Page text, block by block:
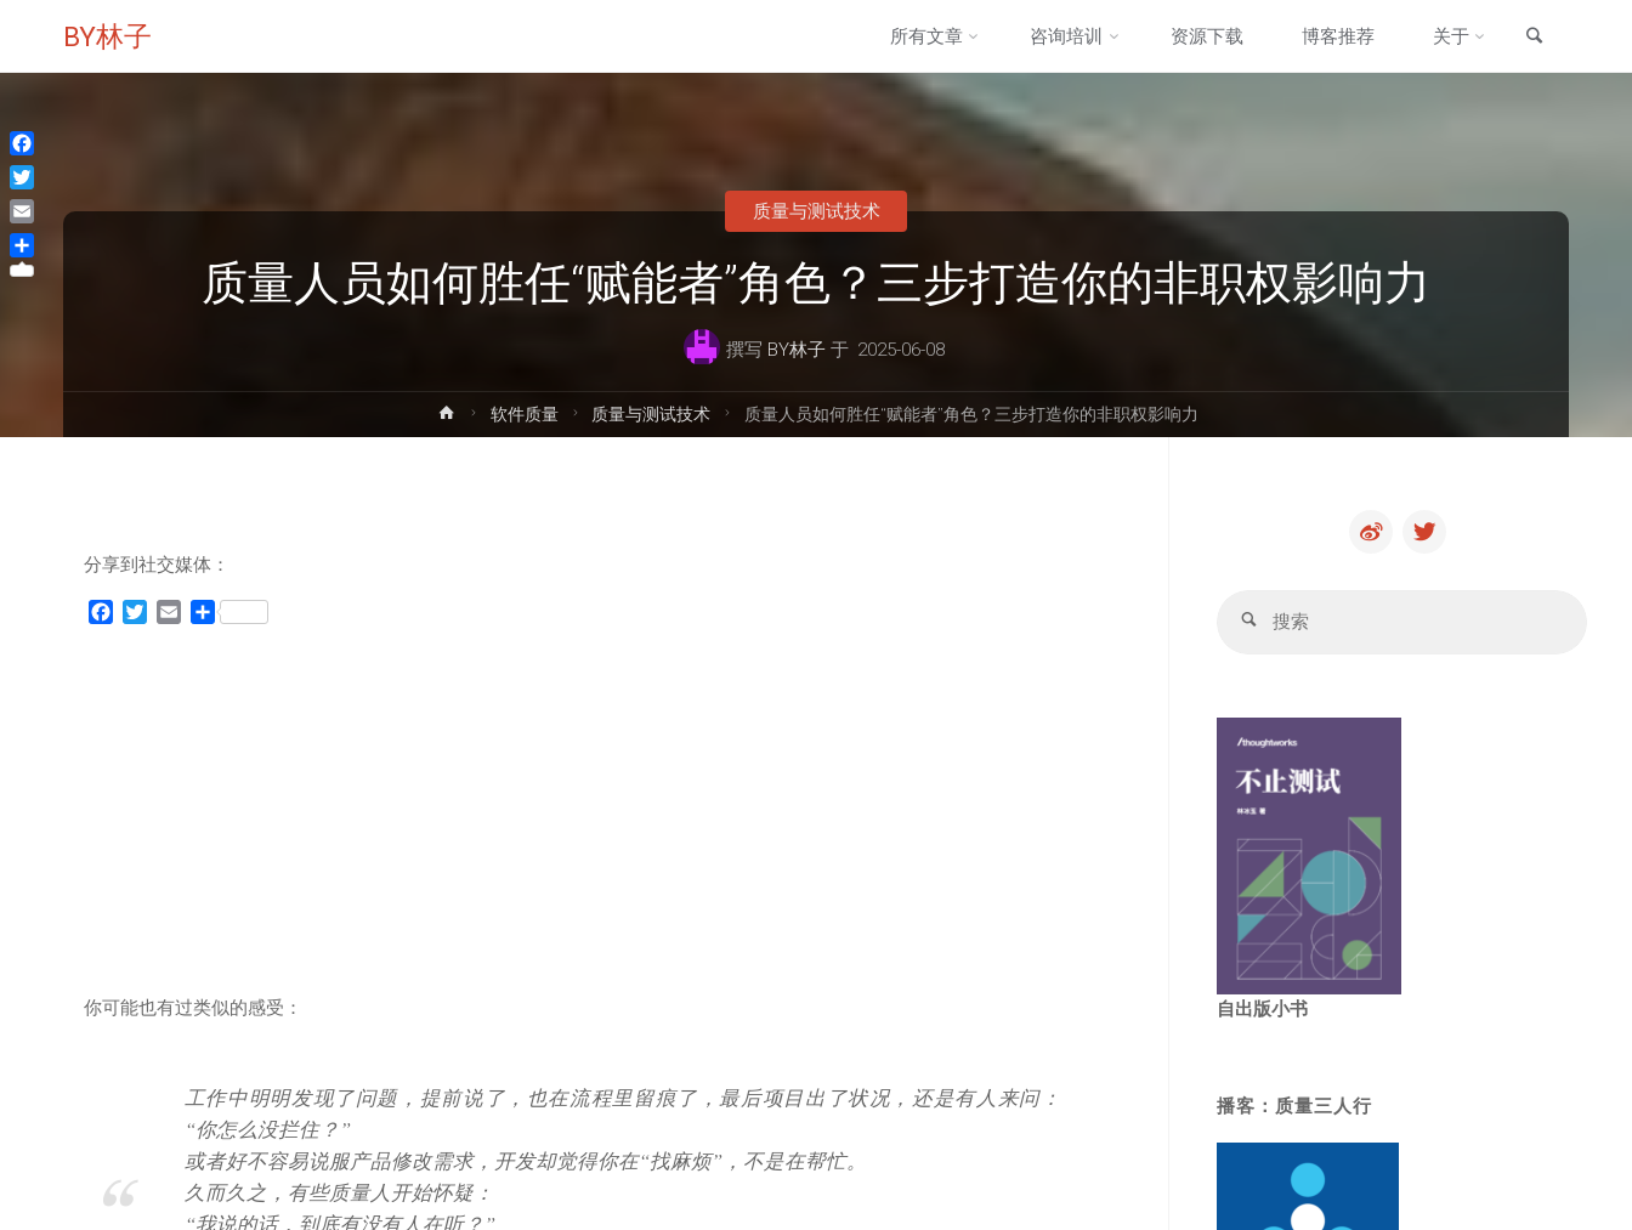
BY林子 跳
容
所有文章 咨询培训 资源下载 博客推荐 关于
质量人员如何胜任“赋能者”角色？三步打造你的非职权影响力
撰写 BY林子 于 2025-06-08
质量与测试技术
首
页
软件质量 质量与测试技术 质量人员如何胜任“赋能者”角色？三步打造你的非职权影响力
分享到社交媒体：
T
分
你可能也有过类似的感受：
工作中明明发现了问题，提前说了，也在流程里留痕了，最后项目出了状况，还是有人来问：
“你怎么没拦住？”
或者好不容易说服产品修改需求，开发却觉得你在“找麻烦”，不是在帮忙。
久而久之，有些质量人开始怀疑：
“我说的话，到底有没有人在听？”
搜
自出版小书
播客：质量三人行
Facebook
Twitter
Email
分